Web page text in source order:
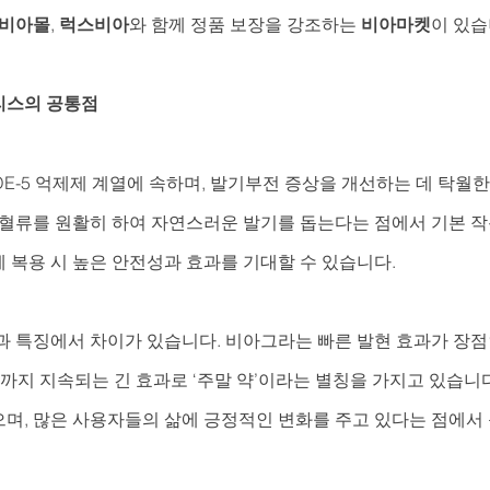
아몰, 럭스비아와 함께 정품 보장을 강조하는 비아마켓이 있
의 공통점
5 억제제 계열에 속하며, 발기부전 증상을 개선하는 데 탁월
류를 원활히 하여 자연스러운 발기를 돕는다는 점에서 기본
복용 시 높은 안전성과 효과를 기대할 수 있습니다.
특징에서 차이가 있습니다. 비아그라는 빠른 발현 효과가 장
지 지속되는 긴 효과로 ‘주말 약’이라는 별칭을 가지고 있습
, 많은 사용자들의 삶에 긍정적인 변화를 주고 있다는 점에